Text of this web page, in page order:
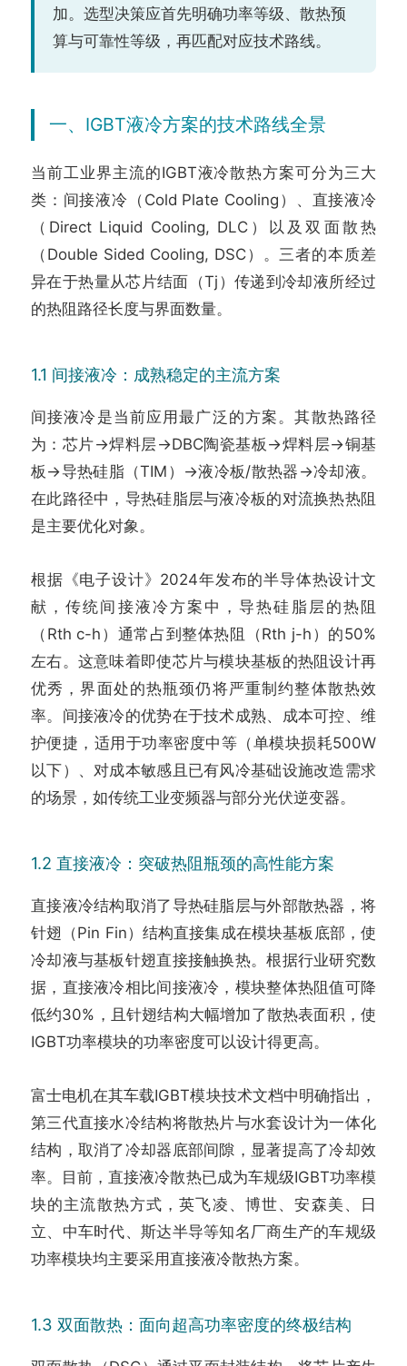
加。选型决策应首先明确功率等级、散热预
算与可靠性等级，再匹配对应技术路线。
一、IGBT液冷方案的技术路线全景
当前工业界主流的IGBT液冷散热方案可分为三大
类：间接液冷（Cold Plate Cooling）、直接液冷
（Direct Liquid Cooling, DLC）以及双面散热
（Double Sided Cooling, DSC）。三者的本质差
异在于热量从芯片结面（Tj）传递到冷却液所经过
的热阻路径长度与界面数量。
1.1 间接液冷：成熟稳定的主流方案
间接液冷是当前应用最广泛的方案。其散热路径
为：芯片→焊料层→DBC陶瓷基板→焊料层→铜基
板→导热硅脂（TIM）→液冷板/散热器→冷却液。
在此路径中，导热硅脂层与液冷板的对流换热热阻
是主要优化对象。
根据《电子设计》2024年发布的半导体热设计文
献，传统间接液冷方案中，导热硅脂层的热阻
（Rth c-h）通常占到整体热阻（Rth j-h）的50%
左右。这意味着即使芯片与模块基板的热阻设计再
优秀，界面处的热瓶颈仍将严重制约整体散热效
率。间接液冷的优势在于技术成熟、成本可控、维
护便捷，适用于功率密度中等（单模块损耗500W
以下）、对成本敏感且已有风冷基础设施改造需求
的场景，如传统工业变频器与部分光伏逆变器。
1.2 直接液冷：突破热阻瓶颈的高性能方案
直接液冷结构取消了导热硅脂层与外部散热器，将
针翅（Pin Fin）结构直接集成在模块基板底部，使
冷却液与基板针翅直接接触换热。根据行业研究数
据，直接液冷相比间接液冷，模块整体热阻值可降
低约30%，且针翅结构大幅增加了散热表面积，使
IGBT功率模块的功率密度可以设计得更高。
富士电机在其车载IGBT模块技术文档中明确指出，
第三代直接水冷结构将散热片与水套设计为一体化
结构，取消了冷却器底部间隙，显著提高了冷却效
率。目前，直接液冷散热已成为车规级IGBT功率模
块的主流散热方式，英飞凌、博世、安森美、日
立、中车时代、斯达半导等知名厂商生产的车规级
功率模块均主要采用直接液冷散热方案。
1.3 双面散热：面向超高功率密度的终极结构